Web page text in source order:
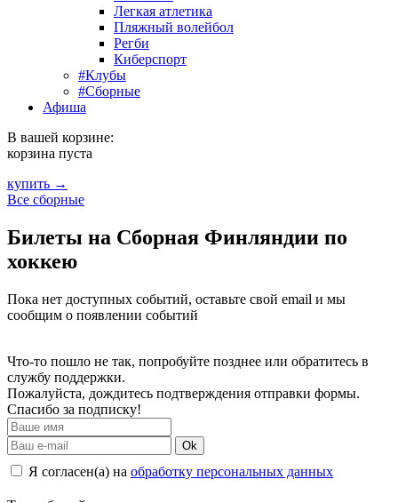
Легкая атлетика
Пляжный волейбол
Регби
Киберспорт
#Клубы
#Сборные
Афиша
В вашей корзине:
корзина пуста
купить →
Все сборные
Билеты на Сборная Финляндии по
хоккею
Пока нет доступных событий, оставьте свой email и мы
сообщим о появлении событий
Что-то пошло не так, попробуйте позднее или обратитесь в
службу поддержки.
Пожалуйста, дождитесь подтверждения отправки формы.
Спасибо за подписку!
Ok
Я согласен(а) на обработку персональных данных